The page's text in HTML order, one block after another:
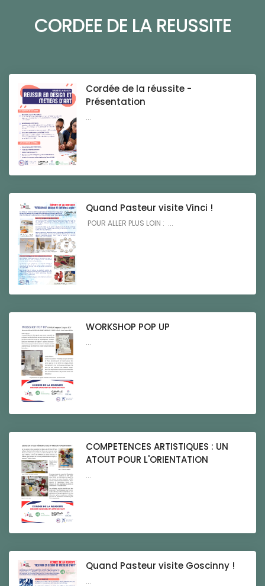
CORDEE DE LA REUSSITE
Cordée de la réussite -
Présentation
...
Quand Pasteur visite Vinci !
POUR ALLER PLUS LOIN : ...
WORKSHOP POP UP
...
COMPETENCES ARTISTIQUES : UN
ATOUT POUR L'ORIENTATION
...
Quand Pasteur visite Goscinny !
...